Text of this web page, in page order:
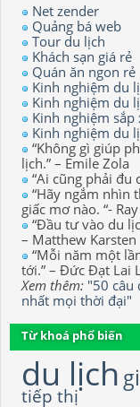
Net zender
Quảng bá web
Tour du lịch
Khách sạn giá rẻ
Quán ăn ngon rẻ
Kinh nghiệm du
Kinh nghiệm du
Kinh nghiệm sắp
Kinh nghiệm du
“Không gì giúp
lịch.” – Emile Zola
“Ai cũng phải đu
“Hãy ngắm nhìn
giấc mơ nào. “-
“Đầu tư vào du
– Matthew Karsten
“Mỗi năm một
tới.” – Đức Đạt Lai
Xem thêm: "50 câu
nhất mọi thời đại"
Từ khoá phổ biến
du lịch
tiếp thị